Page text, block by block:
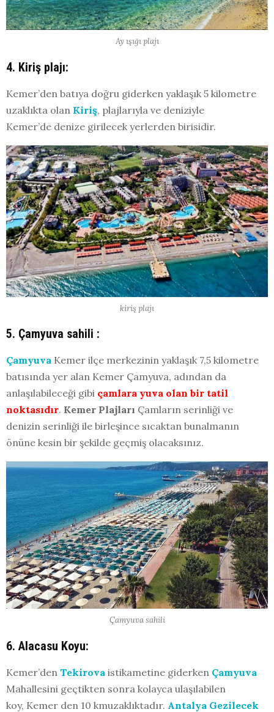
Ay ışığı plajı
4. Kiriş plajı:
Kemer’den batıya doğru giderken yaklaşık 5 kilometre
uzaklıkta olan Kiriş, plajlarıyla ve deniziyle
Kemer’de denize girilecek yerlerden birisidir.
kiriş plajı
5. Çamyuva sahili :
Çamyuva Kemer ilçe merkezinin yaklaşık 7,5 kilometre
batısında yer alan Kemer Çamyuva, adından da
anlaşılabileceği gibi çamlara yuva olan bir tatil
noktasıdır. Kemer Plajları Çamların serinliği ve
denizin serinliği ile birleşince sıcaktan bunalmanın
önüne kesin bir şekilde geçmiş olacaksınız.
Çamyuva sahili
6. Alacasu Koyu:
Kemer’den Tekirova istikametine giderken Çamyuva
Mahallesini geçtikten sonra kolayca ulaşılabilen
koy, Kemer den 10 kmuzaklıktadır. Antalya Gezilecek